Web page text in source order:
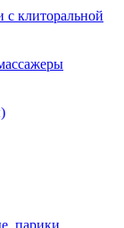
с клиторальной
парики